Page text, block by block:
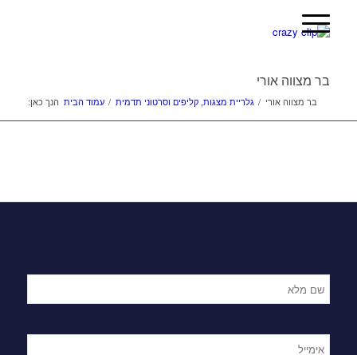
בר מצווה אורי
הנך כאן: עמוד הבית / גלריית מצגות, קליפים וסרטוני תדמית / בר מצווה אורי